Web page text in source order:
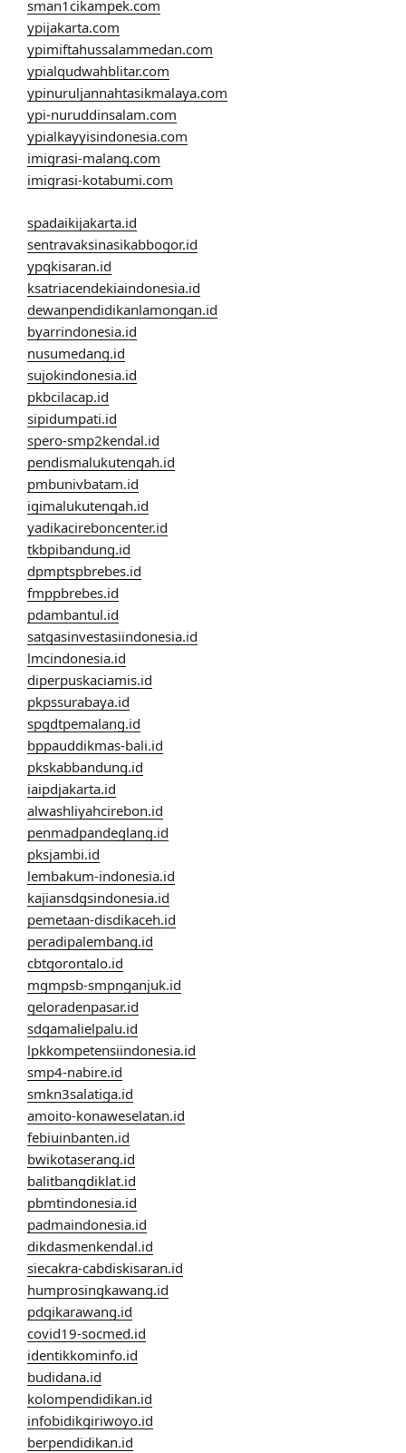
sman1cikampek.com
ypijakarta.com
ypimiftahussalammedan.com
ypialqudwahblitar.com
ypinuruljannahtasikmalaya.com
ypi-nuruddinsalam.com
ypialkayyisindonesia.com
imigrasi-malang.com
imigrasi-kotabumi.com
spadaikijakarta.id
sentravaksinasikabbogor.id
ypqkisaran.id
ksatriacendekiaindonesia.id
dewanpendidikanlamongan.id
byarrindonesia.id
nusumedang.id
sujokindonesia.id
pkbcilacap.id
sipidumpati.id
spero-smp2kendal.id
pendismalukutengah.id
pmbunivbatam.id
igimalukutengah.id
yadikacireboncenter.id
tkbpibandung.id
dpmptspbrebes.id
fmppbrebes.id
pdambantul.id
satgasinvestasiindonesia.id
lmcindonesia.id
diperpuskaciamis.id
pkpssurabaya.id
spgdtpemalang.id
bppauddikmas-bali.id
pkskabbandung.id
iaipdjakarta.id
alwashliyahcirebon.id
penmadpandeglang.id
pksjambi.id
lembakum-indonesia.id
kajiansdgsindonesia.id
pemetaan-disdikaceh.id
peradipalembang.id
cbtgorontalo.id
mgmpsb-smpnganjuk.id
geloradenpasar.id
sdgamalielpalu.id
lpkkompetensiindonesia.id
smp4-nabire.id
smkn3salatiga.id
amoito-konaweselatan.id
febiuinbanten.id
bwikotaserang.id
balitbangdiklat.id
pbmtindonesia.id
padmaindonesia.id
dikdasmenkendal.id
siecakra-cabdiskisaran.id
humprosingkawang.id
pdgikarawang.id
covid19-socmed.id
identikkominfo.id
budidana.id
kolompendidikan.id
infobidikgiriwoyo.id
berpendidikan.id